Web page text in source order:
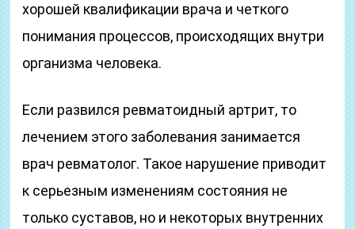
хорошей квалификации врача и четкого
понимания процессов, происходящих внутри
организма человека.
Если развился ревматоидный артрит, то
лечением этого заболевания занимается
врач ревматолог. Такое нарушение приводит
к серьезным изменениям состояния не
только суставов, но и некоторых внутренних